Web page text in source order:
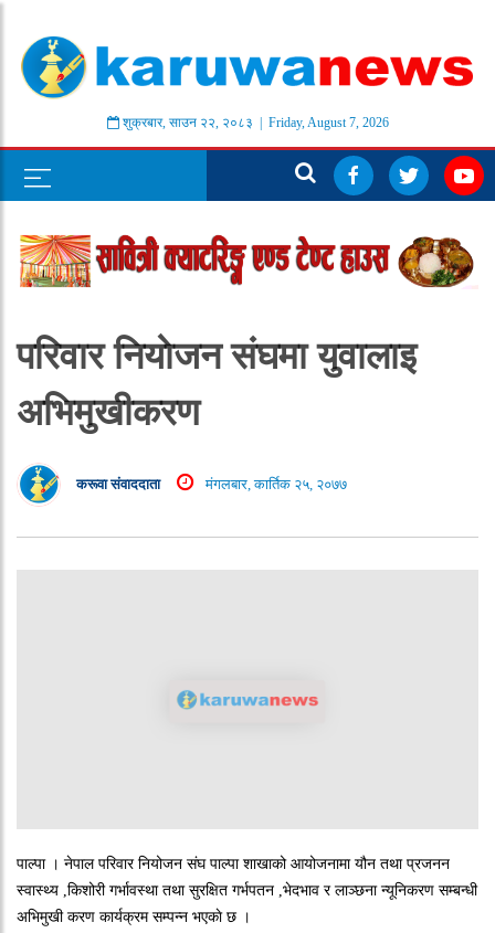
शुक्रबार, साउन २२, २०८३ | Friday, August 7, 2026
परिवार नियाेजन संघमा युवालाइ
अभिमुखीकरण
करूवा संवाददाता मंगलबार, कार्तिक २५, २०७७
पाल्पा । नेपाल परिवार नियोजन संघ पाल्पा शाखाको आयोजनामा यौन तथा प्रजनन
स्वास्थ्य ,किशोरी गर्भावस्था तथा सुरक्षित गर्भपतन ,भेदभाव र लाञ्छना न्यूनिकरण सम्बन्धी
अभिमुखी करण कार्यक्रम सम्पन्न भएकाे छ ।